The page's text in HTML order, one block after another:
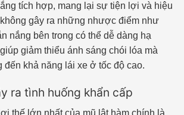
tích hợp, mang lại sự tiện lợi và hiệu
gây ra những nhược điểm như
nắng bên trong có thể dễ dàng hạ
giảm thiểu ánh sáng chói lóa mà
đến khả năng lái xe ở tốc độ cao.
ra tình huống khẩn cấp
thế lớn nhất của mũ lật hàm chính là